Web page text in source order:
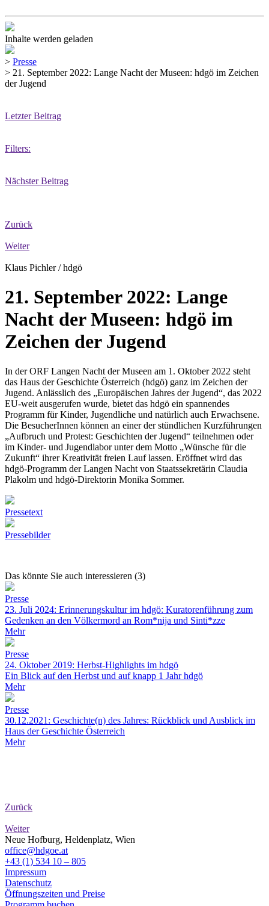
Inhalte werden geladen
> Presse
> 21. September 2022: Lange Nacht der Museen: hdgö im Zeichen
der Jugend
Letzter Beitrag
Filters:
Nächster Beitrag
Zurück
Weiter
Klaus Pichler / hdgö
21. September 2022: Lange
Nacht der Museen: hdgö im
Zeichen der Jugend
In der ORF Langen Nacht der Museen am 1. Oktober 2022 steht
das Haus der Geschichte Österreich (hdgö) ganz im Zeichen der
Jugend. Anlässlich des „Europäischen Jahres der Jugend“, das 2022
EU-weit ausgerufen wurde, bietet das hdgö ein spannendes
Programm für Kinder, Jugendliche und natürlich auch Erwachsene.
Die BesucherInnen können an einer der stündlichen Kurzführungen
„Aufbruch und Protest: Geschichten der Jugend“ teilnehmen oder
im Kinder- und Jugendlabor unter dem Motto „Wünsche für die
Zukunft“ ihrer Kreativität freien Lauf lassen. Eröffnet wird das
hdgö-Programm der Langen Nacht von Staatssekretärin Claudia
Plakolm und hdgö-Direktorin Monika Sommer.
Pressetext
Pressebilder
Das könnte Sie auch interessieren (3)
Presse
23. Juli 2024: Erinnerungskultur im hdgö: Kuratorenführung zum
Gedenken an den Völkermord an Rom*nija und Sinti*zze
Mehr
Presse
24. Oktober 2019: Herbst-Highlights im hdgö
Ein Blick auf den Herbst und auf knapp 1 Jahr hdgö
Mehr
Presse
30.12.2021: Geschichte(n) des Jahres: Rückblick und Ausblick im
Haus der Geschichte Österreich
Mehr
Zurück
Weiter
Neue Hofburg, Heldenplatz, Wien
office@hdgoe.at
+43 (1) 534 10 – 805
Impressum
Datenschutz
Öffnungszeiten und Preise